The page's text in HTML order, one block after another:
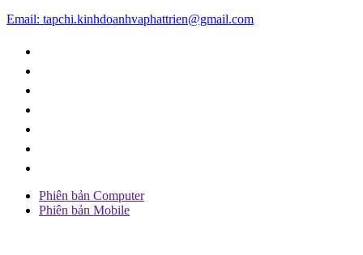
Email: tapchi.kinhdoanhvaphattrien@gmail.com
Phiên bản Computer
Phiên bản Mobile